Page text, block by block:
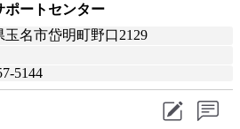
ポートセンター
玉名市岱明町野口2129
5144